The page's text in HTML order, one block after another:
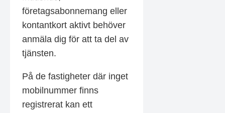
företagsabonnemang eller
kontantkort aktivt behöver
anmäla dig för att ta del av
tjänsten.
På de fastigheter där inget
mobilnummer finns
registrerat kan ett